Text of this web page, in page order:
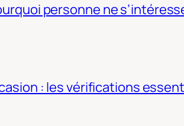
personne ne
: les vérifications